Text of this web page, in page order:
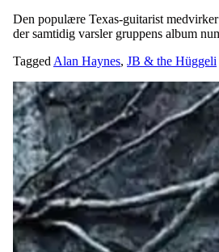
Den populære Texas-guitarist
der samtidig varsler gruppens album
Tagged Alan Haynes, JB & the Hüggeli